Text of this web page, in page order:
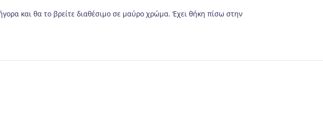
και θα το βρείτε διαθέσιμο σε μαύρο χρώμα. Έχει θήκη πίσω στην